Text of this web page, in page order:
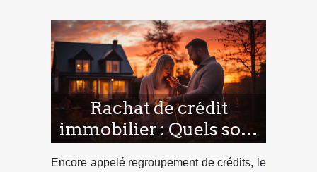
Rachat de crédit
immobilier : Quels sont
les avantages ?
Encore appelé regroupement de crédits, le